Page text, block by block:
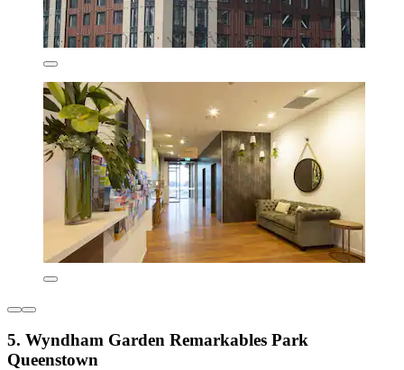
5. Wyndham Garden Remarkables Park
Queenstown